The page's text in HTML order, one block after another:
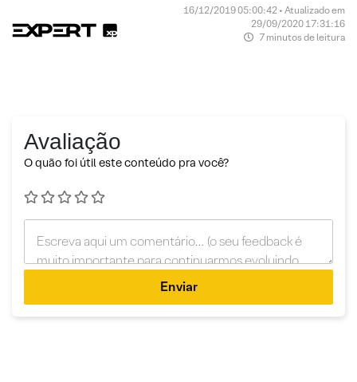
16/12/2019 05:00:42 • Atualizado em
29/09/2020 17:31:16
7 minutos de leitura
Avaliação
O quão foi útil este conteúdo pra você?
Enviar